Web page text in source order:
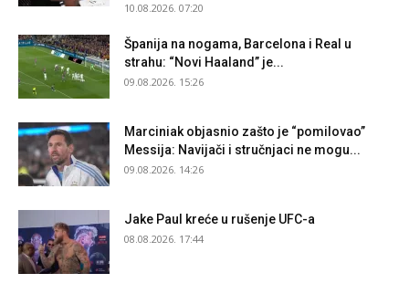
10.08.2026. 07:20
Španija na nogama, Barcelona i Real u
strahu: “Novi Haaland” je...
09.08.2026. 15:26
Marciniak objasnio zašto je “pomilovao”
Messija: Navijači i stručnjaci ne mogu...
09.08.2026. 14:26
Jake Paul kreće u rušenje UFC-a
08.08.2026. 17:44